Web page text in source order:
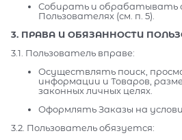
Собирать и обрабатывать
Пользователях (см. п. 5).
3. ПРАВА И ОБЯЗАННОСТИ
3.1. Пользователь вправе:
Осуществлять поиск,
информации и Товаров,
законных личных целях.
Оформлять Заказы на
3.2. Пользователь обязуется: